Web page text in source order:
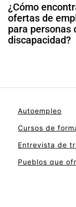
¿Cómo
ofertas de
para personas
discapacidad?
Autoempleo
Cursos de
Entrevista de
Pueblos que